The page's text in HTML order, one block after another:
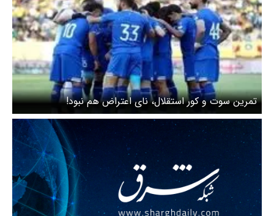
تمرین سوت و کور استقلال، نای اعتراض هم نبود!